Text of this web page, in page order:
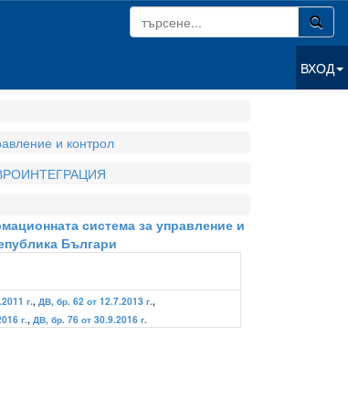
ВХОД
и контрол
система за управление и
Българи
г., ДВ, бр. 62 от 12.7.2013 г.,
г., ДВ, бр. 76 от 30.9.2016 г.